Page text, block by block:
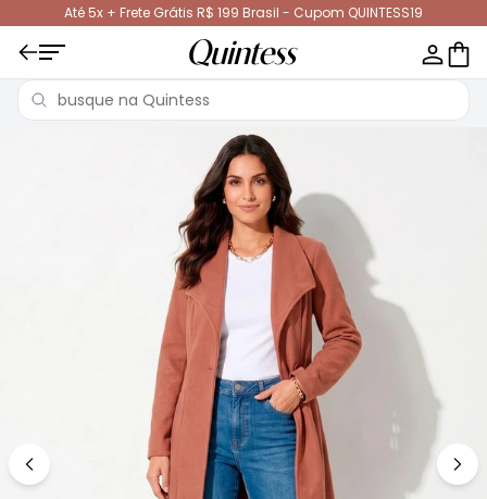
Até 5x + Frete Grátis R$ 199 Brasil - Cupom QUINTESS19